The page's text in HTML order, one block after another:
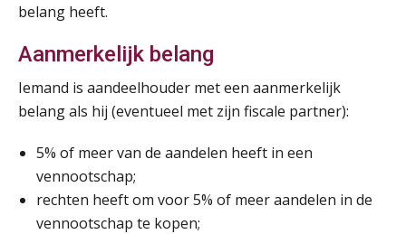
belang heeft.
Aanmerkelijk belang
Iemand is aandeelhouder met een aanmerkelijk
belang als hij (eventueel met zijn fiscale partner):
5% of meer van de aandelen heeft in een
vennootschap;
rechten heeft om voor 5% of meer aandelen in de
vennootschap te kopen;